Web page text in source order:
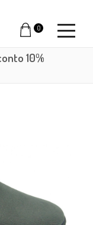
0
10%